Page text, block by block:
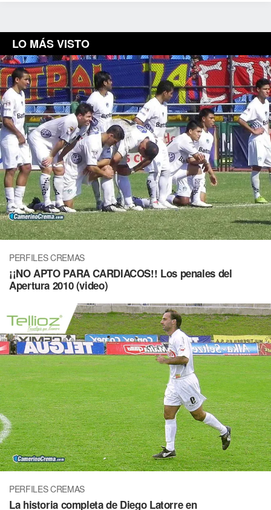
LO MÁS VISTO
PERFILES CREMAS
¡¡NO APTO PARA CARDIACOS!! Los penales del
Apertura 2010 (video)
PERFILES CREMAS
La historia completa de Diego Latorre en